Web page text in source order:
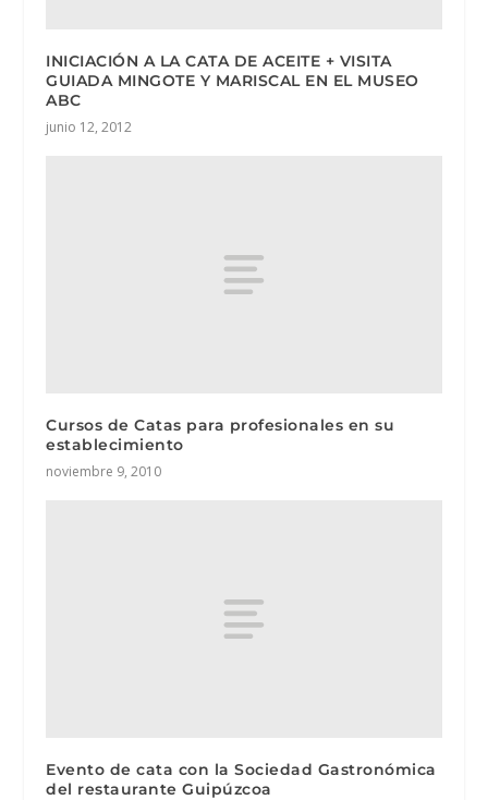
INICIACIÓN A LA CATA DE ACEITE + VISITA
GUIADA MINGOTE Y MARISCAL EN EL MUSEO
ABC
junio 12, 2012
Cursos de Catas para profesionales en su
establecimiento
noviembre 9, 2010
Evento de cata con la Sociedad Gastronómica
del restaurante Guipúzcoa